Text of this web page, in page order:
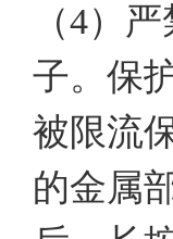
（4）
子。保
被限流
的金属